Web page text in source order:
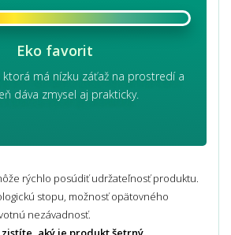
Eko favorit
ktorá má nízku záťaž na prostredí a
dáva zmysel aj prakticky.
rýchlo posúdiť udržateľnosť produktu.
stopu, možnosť opätovného
nezávadnosť.